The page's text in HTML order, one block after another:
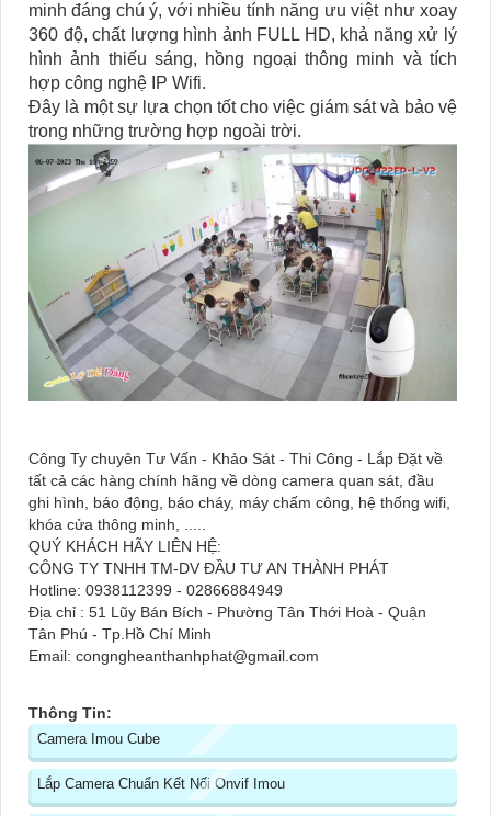
minh đáng chú ý, với nhiều tính năng ưu việt như xoay
360 độ, chất lượng hình ảnh FULL HD, khả năng xử lý
hình ảnh thiếu sáng, hồng ngoại thông minh và tích
hợp công nghệ IP Wifi.
Đây là một sự lựa chọn tốt cho việc giám sát và bảo vệ
trong những trường hợp ngoài trời.
Công Ty chuyên Tư Vấn - Khảo Sát - Thi Công - Lắp Đặt về
tất cả các hàng chính hãng về dòng camera quan sát, đầu
ghi hình, báo động, báo cháy, máy chấm công, hệ thống wifi,
khóa cửa thông minh, .....
QUÝ KHÁCH HÃY LIÊN HỆ:
CÔNG TY TNHH TM-DV ĐẦU TƯ AN THÀNH PHÁT
Hotline: 0938112399 - 02866884949
Địa chỉ : 51 Lũy Bán Bích - Phường Tân Thới Hoà - Quận
Tân Phú - Tp.Hồ Chí Minh
Email: congngheanthanhphat@gmail.com
Thông Tin:
Camera Imou Cube
Lắp Camera Chuẩn Kết Nối Onvif Imou